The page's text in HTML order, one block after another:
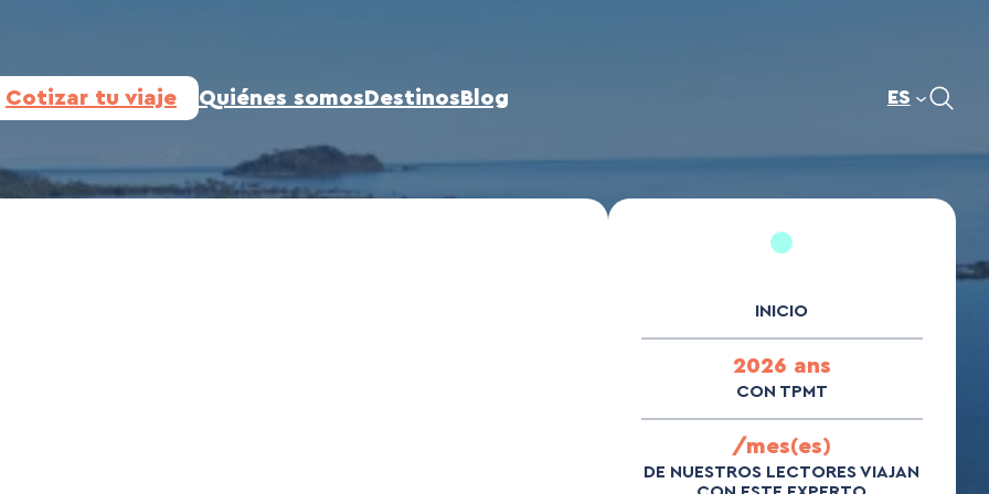
Cotizar tu viaje Quiénes somosDestinosBlog ES
INICIO
2026 ans
CON TPMT
/mes(es)
DE NUESTROS LECTORES VIAJAN